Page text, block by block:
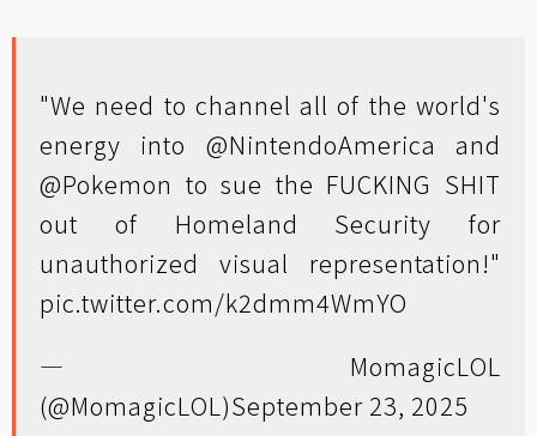
"We need to channel all of the world's
energy into @NintendoAmerica and
@Pokemon to sue the FUCKING SHIT
out of Homeland Security for
unauthorized visual representation!"
pic.twitter.com/k2dmm4WmYO
— MomagicLOL
(@MomagicLOL)September 23, 2025